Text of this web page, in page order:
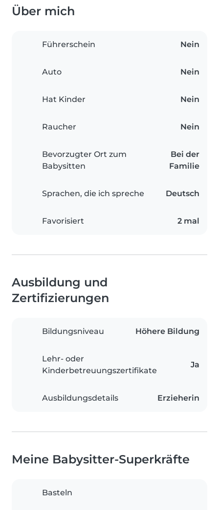
Über mich
Führerschein Nein
Auto Nein
Hat Kinder Nein
Raucher Nein
Bevorzugter Ort zum
Babysitten
Bei der
Familie
Sprachen, die ich spreche Deutsch
Favorisiert 2 mal
Ausbildung und
Zertifizierungen
Bildungsniveau Höhere Bildung
Lehr- oder
Kinderbetreuungszertifikate
Ja
Ausbildungsdetails Erzieherin
Meine Babysitter-Superkräfte
Basteln